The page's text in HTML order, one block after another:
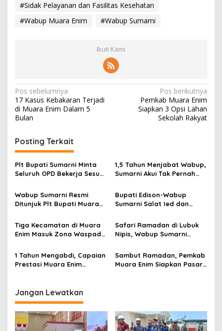
#Sidak Pelayanan dan Fasilitas Kesehatan
#Wabup Muara Enim
#Wabup Sumarni
Ikuti Kami
N
a
v
i
g
a
s
i
p
s
Pos sebelumnya
17 Kasus Kebakaran Terjadi
di Muara Enim Dalam 5
Bulan
Pos berikutnya
Pemkab Muara Enim
Siapkan 3 Opsi Lahan
Sekolah Rakyat
Posting Terkait
Plt Bupati Sumarni Minta
Seluruh OPD Bekerja Sesuai
1,5 Tahun Menjabat Wabup,
Sumarni Akui Tak Pernah
Wabup Sumarni Resmi
Ditunjuk Plt Bupati Muara
Bupati Edison-Wabup
Sumarni Salat Ied dan
di Masjid Agung
Tiga Kecamatan di Muara
Enim Masuk Zona Waspada
Safari Ramadan di Lubuk
Nipis, Wabup Sumarni
Serap Aspirasi Masyarakat
1 Tahun Mengabdi, Capaian
Prestasi Muara Enim
Sambut Ramadan, Pemkab
Muara Enim Siapkan Pasar
Jangan Lewatkan